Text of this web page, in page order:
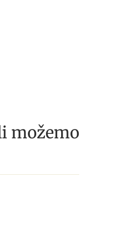
možemo